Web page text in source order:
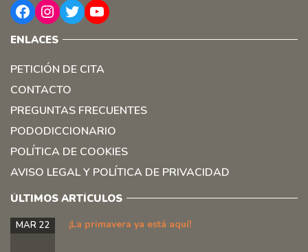
Facebook
Instagram
TwitterYouTube
ENLACES
PETICIÓN DE CITA
CONTACTO
PREGUNTAS FRECUENTES
PODODICCIONARIO
POLÍTICA DE COOKIES
AVISO LEGAL Y POLÍTICA DE PRIVACIDAD
ÚLTIMOS ARTÍCULOS
¡La primavera ya está aquí!
MAR 22